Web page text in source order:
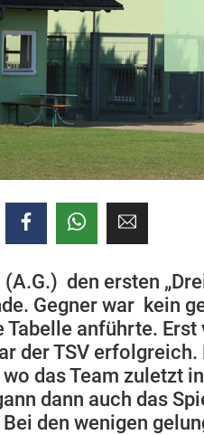
den ersten
Gegner war kein
Tabelle anführte.
der TSV
wo das Team zuletzt
dann auch das
den wenigen